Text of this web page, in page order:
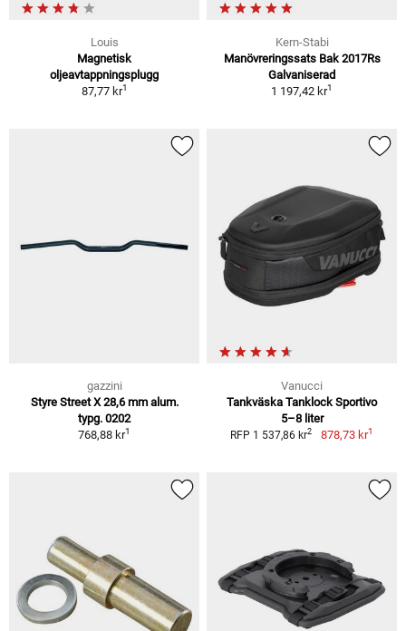
Louis
Magnetisk
oljeavtappningsplugg
87,77 kr1
Kern-Stabi
Manövreringssats Bak 2017Rs
Galvaniserad
1 197,42 kr1
gazzini
Styre Street X 28,6 mm alum.
typg. 0202
768,88 kr1
Vanucci
Tankväska Tanklock Sportivo
5–8 liter
RFP 1 537,86 kr2 878,73 kr1